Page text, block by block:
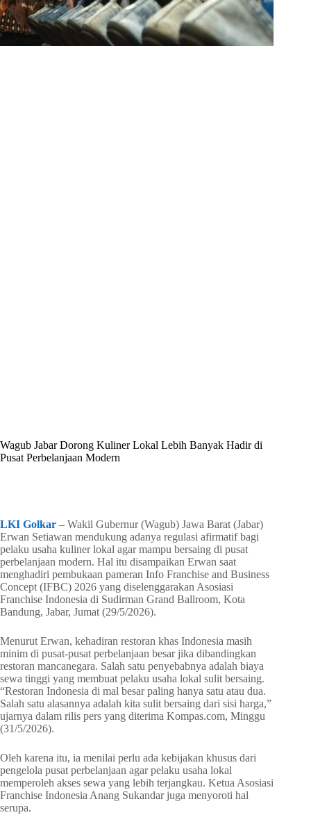
Wagub Jabar Dorong Kuliner Lokal Lebih Banyak Hadir di
Pusat Perbelanjaan Modern
LKI Golkar – Wakil Gubernur (Wagub) Jawa Barat (Jabar)
Erwan Setiawan mendukung adanya regulasi afirmatif bagi
pelaku usaha kuliner lokal agar mampu bersaing di pusat
perbelanjaan modern. Hal itu disampaikan Erwan saat
menghadiri pembukaan pameran Info Franchise and Business
Concept (IFBC) 2026 yang diselenggarakan Asosiasi
Franchise Indonesia di Sudirman Grand Ballroom, Kota
Bandung, Jabar, Jumat (29/5/2026).
Menurut Erwan, kehadiran restoran khas Indonesia masih
minim di pusat-pusat perbelanjaan besar jika dibandingkan
restoran mancanegara. Salah satu penyebabnya adalah biaya
sewa tinggi yang membuat pelaku usaha lokal sulit bersaing.
“Restoran Indonesia di mal besar paling hanya satu atau dua.
Salah satu alasannya adalah kita sulit bersaing dari sisi harga,”
ujarnya dalam rilis pers yang diterima Kompas.com, Minggu
(31/5/2026).
Oleh karena itu, ia menilai perlu ada kebijakan khusus dari
pengelola pusat perbelanjaan agar pelaku usaha lokal
memperoleh akses sewa yang lebih terjangkau. Ketua Asosiasi
Franchise Indonesia Anang Sukandar juga menyoroti hal
serupa.